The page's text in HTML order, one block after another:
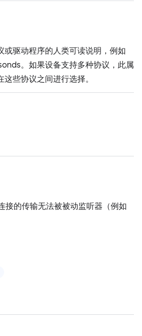
或驱动程序的人类可读说明，例如
。如果设备支持多种协议，此属
些协议之间进行选择。
接的传输无法被被动监听器（例如